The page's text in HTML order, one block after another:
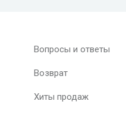
Вопросы и ответы
Возврат
Хиты продаж